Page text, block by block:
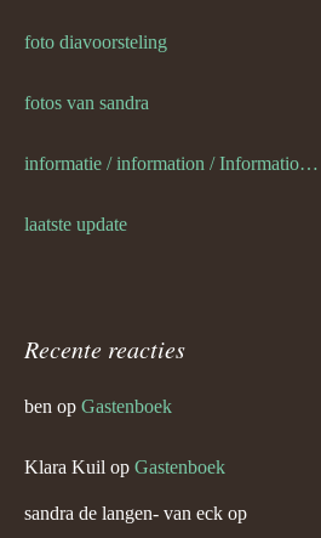
foto diavoorsteling
fotos van sandra
informatie / information / Informationen / l information
laatste update
Recente reacties
ben op Gastenboek
Klara Kuil op Gastenboek
sandra de langen- van eck op